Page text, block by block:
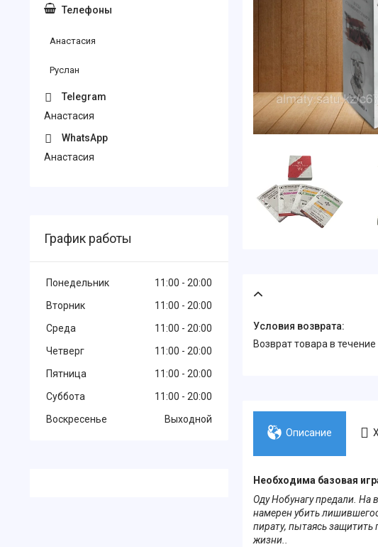
возврат товара в
Описание
Необходима базовая
Оду Нобунагу предали. На
намерен убить
пирату, пытаясь защитить
жизни..
Анастасия
Руслан
Анастасия
Анастасия
График работы
Понедельник 11:00
20:00
Вторник
11:00
20:00
Среда
11:00
20:00
Четверг
11:00
20:00
Пятница
11:00
20:00
Суббота
11:00
20:00
Воскресенье
Выходной